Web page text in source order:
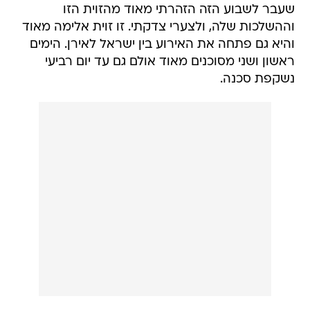
שעבר לשבוע הזה הזהרתי מאוד מהזוית הזו
וההשלכות שלה, ולצערי צדקתי. זו זוית אלימה מאוד
והיא גם פתחה את האירוע בין ישראל לאירן. הימים
ראשון ושני מסוכנים מאוד אולם גם עד יום רביעי
נשקפת סכנה.